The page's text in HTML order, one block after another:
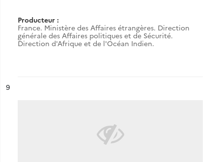
Producteur :
France. Ministère des Affaires étrangères. Direction
générale des Affaires politiques et de Sécurité.
Direction d'Afrique et de l'Océan Indien.
n°
9